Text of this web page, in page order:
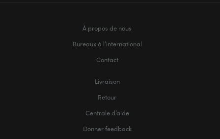
À propos de nous
Bureaux à l’international
Contact
Livraison
Retour
Centrale d’aide
Donner feedback